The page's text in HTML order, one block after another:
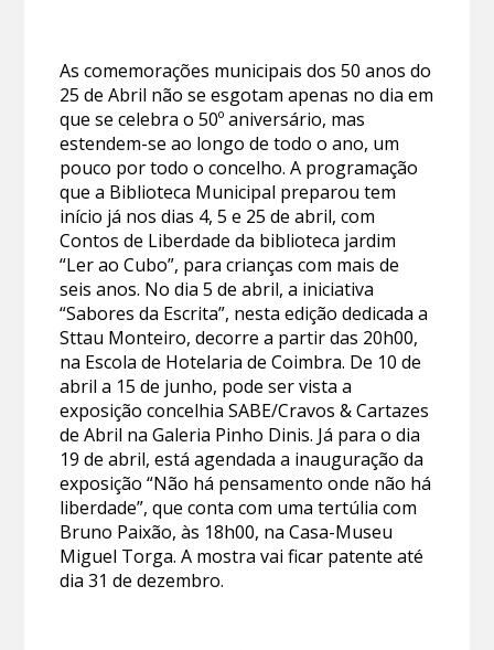
As comemorações municipais dos 50 anos do
25 de Abril não se esgotam apenas no dia em
que se celebra o 50º aniversário, mas
estendem-se ao longo de todo o ano, um
pouco por todo o concelho. A programação
que a Biblioteca Municipal preparou tem
início já nos dias 4, 5 e 25 de abril, com
Contos de Liberdade da biblioteca jardim
“Ler ao Cubo”, para crianças com mais de
seis anos. No dia 5 de abril, a iniciativa
“Sabores da Escrita”, nesta edição dedicada a
Sttau Monteiro, decorre a partir das 20h00,
na Escola de Hotelaria de Coimbra. De 10 de
abril a 15 de junho, pode ser vista a
exposição concelhia SABE/Cravos & Cartazes
de Abril na Galeria Pinho Dinis. Já para o dia
19 de abril, está agendada a inauguração da
exposição “Não há pensamento onde não há
liberdade”, que conta com uma tertúlia com
Bruno Paixão, às 18h00, na Casa-Museu
Miguel Torga. A mostra vai ficar patente até
dia 31 de dezembro.